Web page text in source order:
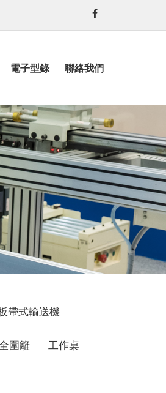
電子型錄 聯絡我們
帶式輸送機
圍籬 工作桌